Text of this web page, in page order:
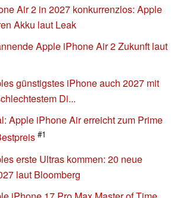
Air 2 in 2027 konkurrenzlos: Apple
Akku laut Leak
Apple iPhone Air 2 Zukunft laut
günstigstes iPhone auch 2027 mit
Di...
Apple iPhone Air erreicht zum Prime
#1
erste Ultras kommen: 20 neue
laut Bloomberg